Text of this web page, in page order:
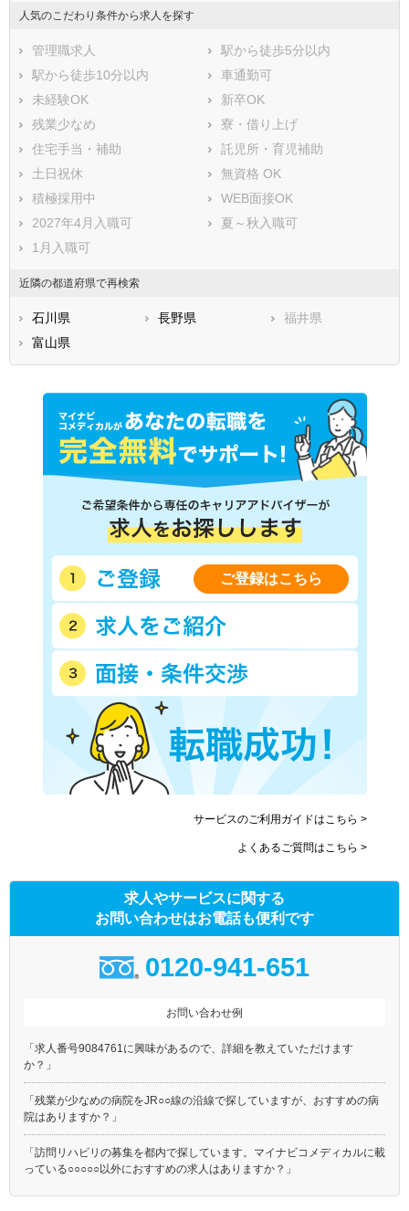
人気のこだわり条件から求人を探す
管理職求人
駅から徒歩5分以内
駅から徒歩10分以内
車通勤可
未経験OK
新卒OK
残業少なめ
寮・借り上げ
住宅手当・補助
託児所・育児補助
土日祝休
無資格 OK
積極採用中
WEB面接OK
2027年4月入職可
夏～秋入職可
1月入職可
近隣の都道府県で再検索
石川県 長野県
福井県
富山県
ご登録はこちら
サービスのご利用ガイドはこちら >
よくあるご質問はこちら >
求人やサービスに関する
お問い合わせはお電話も便利です
0120-941-651
お問い合わせ例
「求人番号9084761に興味があるので、詳細を教えていただけます
か？」
「残業が少なめの病院をJR○○線の沿線で探していますが、おすすめの病
院はありますか？」
「訪問リハビリの募集を都内で探しています。マイナビコメディカルに載
っている○○○○○以外におすすめの求人はありますか？」